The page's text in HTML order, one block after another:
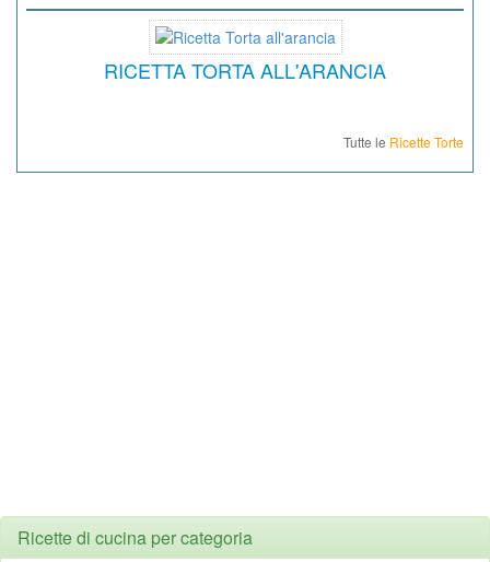
RICETTA TORTA ALL'ARANCIA
Tutte le Ricette Torte
Ricette di cucina per categoria